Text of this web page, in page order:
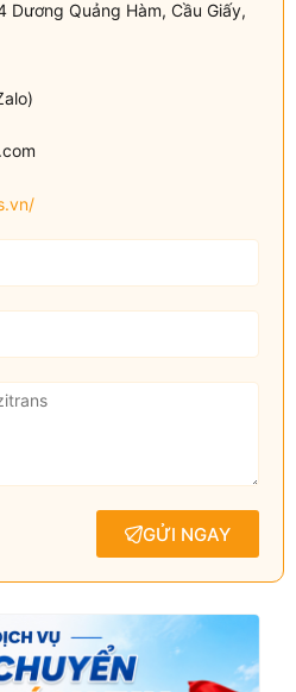
Dương Quảng Hàm, Cầu Giấy,
GỬI NGAY